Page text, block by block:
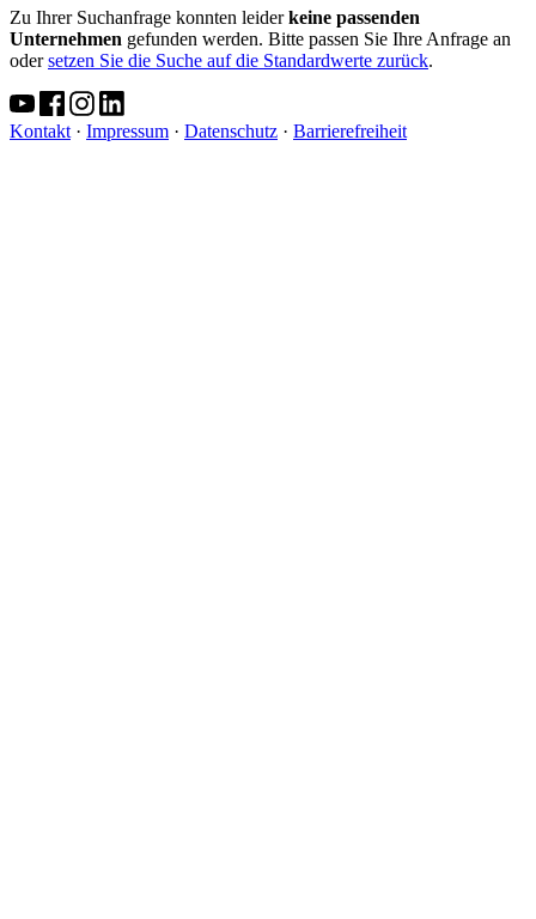
Zu Ihrer Suchanfrage konnten leiderkeine passenden
Unternehmen gefunden werden. Bitte passen Sie Ihre Anfrage an
odersetzen Sie die Suche auf die Standardwerte zurück.
Kontakt · Impressum · Datenschutz · Barrierefreiheit